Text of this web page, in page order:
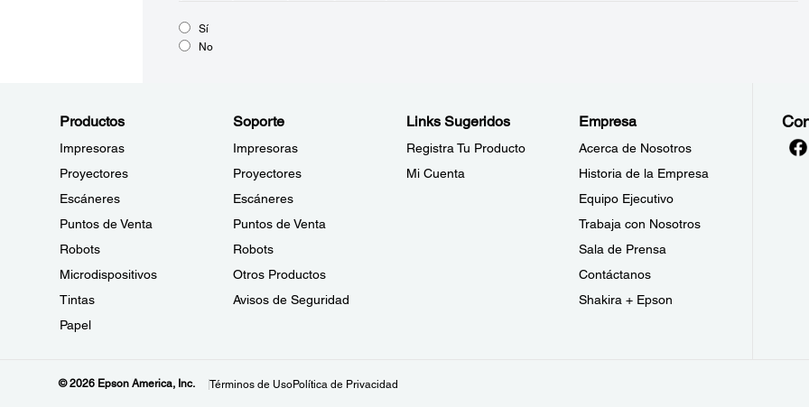
Sí
No
Productos
Impresoras
Proyectores
Escáneres
Puntos de Venta
Robots
Microdispositivos
Tintas
Papel
Soporte
Impresoras
Proyectores
Escáneres
Puntos de Venta
Robots
Otros Productos
Avisos de Seguridad
Links Sugeridos
Registra Tu Producto
Mi Cuenta
Empresa
Acerca de Nosotros
Historia de la Empresa
Equipo Ejecutivo
Trabaja con Nosotros
Sala de Prensa
Contáctanos
Shakira + Epson
© 2026 Epson America, Inc. Términos de UsoPolítica de Privacidad